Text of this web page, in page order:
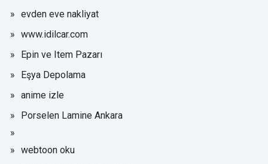
evden eve nakliyat
www.idilcar.com
Epin ve Item Pazarı
Eşya Depolama
anime izle
Porselen Lamine Ankara
webtoon oku